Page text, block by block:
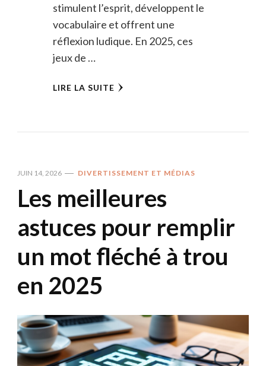
stimulent l’esprit, développent le
vocabulaire et offrent une
réflexion ludique. En 2025, ces
jeux de …
LIRE LA SUITE
JUIN 14, 2026 DIVERTISSEMENT ET MÉDIAS
Les meilleures
astuces pour remplir
un mot fléché à trou
en 2025